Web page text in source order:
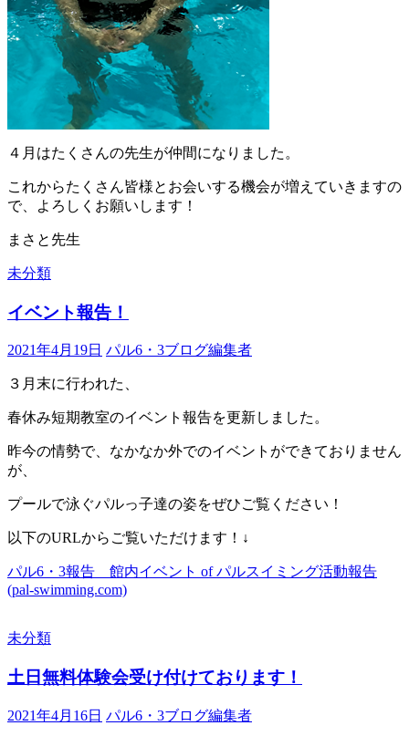
４月はたくさんの先生が仲間になりました。
これからたくさん皆様とお会いする機会が増えていきますの
で、よろしくお願いします！
まさと先生
未分類
イベント報告！
2021年4月19日 パル6・3ブログ編集者
３月末に行われた、
春休み短期教室のイベント報告を更新しました。
昨今の情勢で、なかなか外でのイベントができておりません
が、
プールで泳ぐパルっ子達の姿をぜひご覧ください！
以下のURLからご覧いただけます！↓
パル6・3報告 館内イベント of パルスイミング活動報告
(pal-swimming.com)
未分類
土日無料体験会受け付けております！
2021年4月16日 パル6・3ブログ編集者